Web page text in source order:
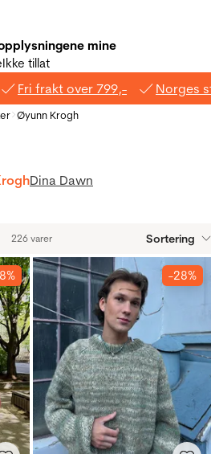
mine
Ikke tillat
Fri frakt over 799,- Norges
>Øyunn Krogh
Dina Dawn
226 varer Sortering
-28%